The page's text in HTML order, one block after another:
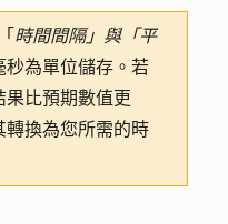
時間間隔」與「平
秒為單位儲存。若
比預期數值更
轉換為您所需的時